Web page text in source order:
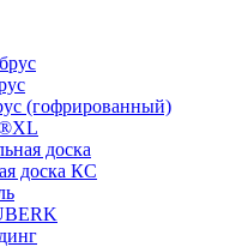
(гофрированный)
доска
доска КС